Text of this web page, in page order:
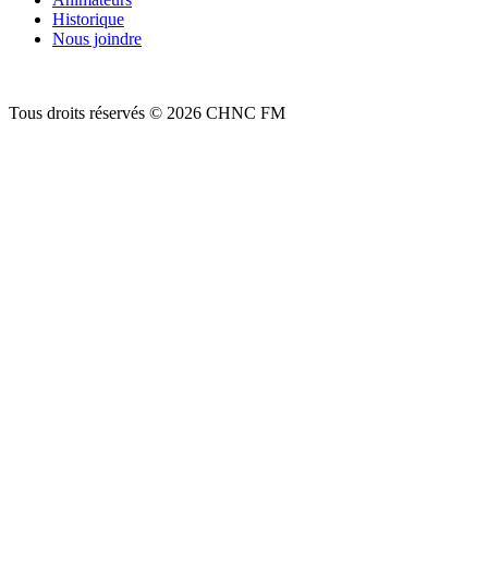
Historique
Nous joindre
Tous droits réservés © 2026 CHNC FM